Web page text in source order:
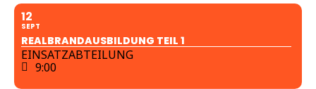
12
SEPT
REALBRANDAUSBILDUNG TEIL 1
EINSATZABTEILUNG
9:00